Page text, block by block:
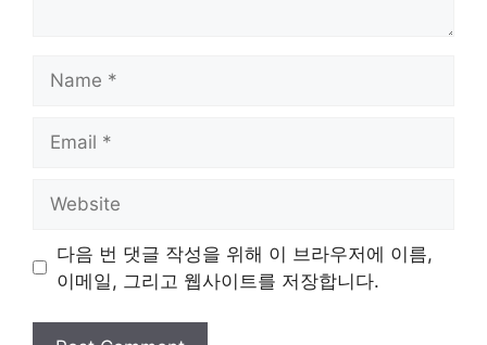
다음 번 댓글 작성을 위해 이 브라우저에 이름,
이메일, 그리고 웹사이트를 저장합니다.